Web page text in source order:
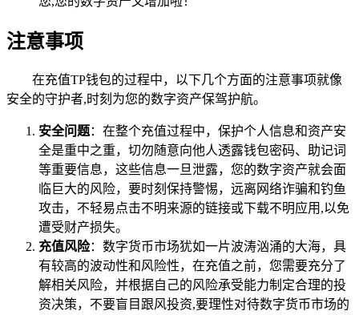
注意事项
在充值TP钱包的过程中，以下几个方面的注意事项就像
安全的守护者,时刻为您的数字资产保驾护航。
安全问题：在整个充值过程中，保护个人信息和资产安
全是重中之重，切勿随意向他人透露钱包密码、助记词
等重要信息，这些信息一旦泄露，您的数字资产就会面
临巨大的风险，要时刻保持警惕，远离网络诈骗和钓鱼
攻击，不轻易点击不明来源的链接或下载不明应用,以免
遭受财产损失。
充值风险：数字货币市场犹如一片波涛汹涌的大海，具
有较高的波动性和风险性，在充值之前，您需要充分了
解相关风险，并根据自己的风险承受能力制定合理的投
资决策，不要盲目跟风投资,要理性对待数字货币市场的